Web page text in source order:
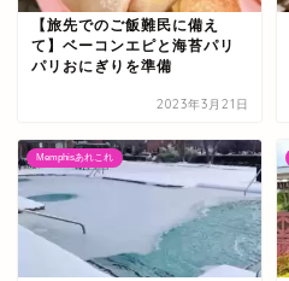
【旅先でのご飯難民に備え
て】ベーコンエピと海苔パリ
パリおにぎりを準備
2023年3月21日
Memphisあれこれ